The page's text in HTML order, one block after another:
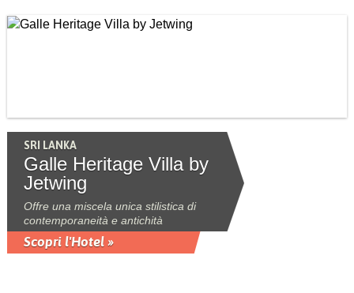
SRI LANKA
Galle Heritage Villa by
Jetwing
Offre una miscela unica stilistica di
contemporaneità e antichità
Scopri l'Hotel »